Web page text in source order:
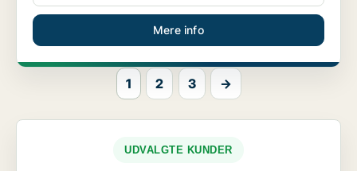
Mere info
1 2 3 →
UDVALGTE KUNDER